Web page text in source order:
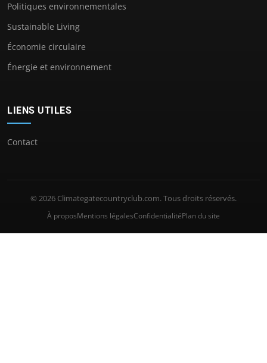
Politiques environnementales
Sustainable Living
Économie circulaire
Énergie et environnement
LIENS UTILES
Contact
© 2026 Climategatecountryclub.com. Tous droits réservés.
À proposMentions légalesConfidentialitéPlan du site